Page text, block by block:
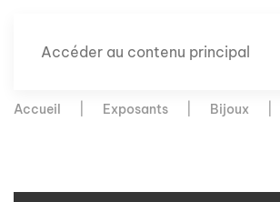
Accéder au contenu principal
Accueil Exposants Bijoux